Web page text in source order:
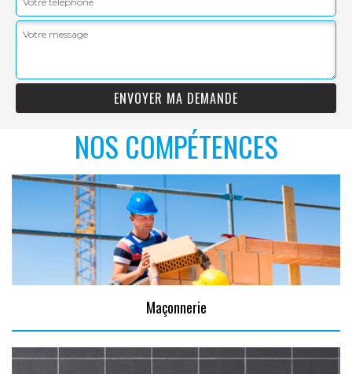
NOS COMPÉTENCES
Maçonnerie